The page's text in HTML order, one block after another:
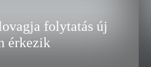
folytatás új
érkezik